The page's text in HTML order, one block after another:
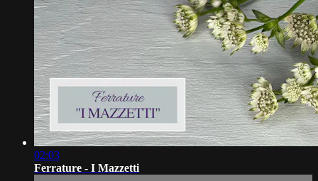
02:03
Ferrature - I Mazzetti